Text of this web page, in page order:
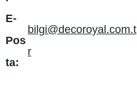
E-
Pos
ta:
bilgi@decoroyal.com.t
r